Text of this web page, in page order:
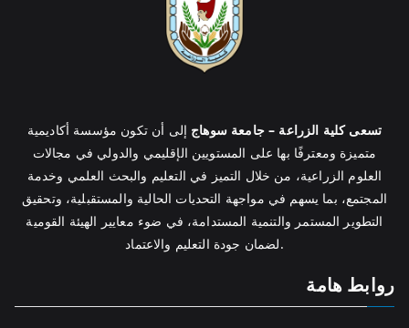
تسعى كلية الزراعة – جامعة سوهاج إلى أن تكون مؤسسة أكاديمية
متميزة ومعترفًا بها على المستويين الإقليمي والدولي في مجالات
العلوم الزراعية، من خلال التميز في التعليم والبحث العلمي وخدمة
المجتمع، بما يسهم في مواجهة التحديات الحالية والمستقبلية، وتحقيق
التطوير المستمر والتنمية المستدامة، في ضوء معايير الهيئة القومية
لضمان جودة التعليم والاعتماد.
روابط هامة